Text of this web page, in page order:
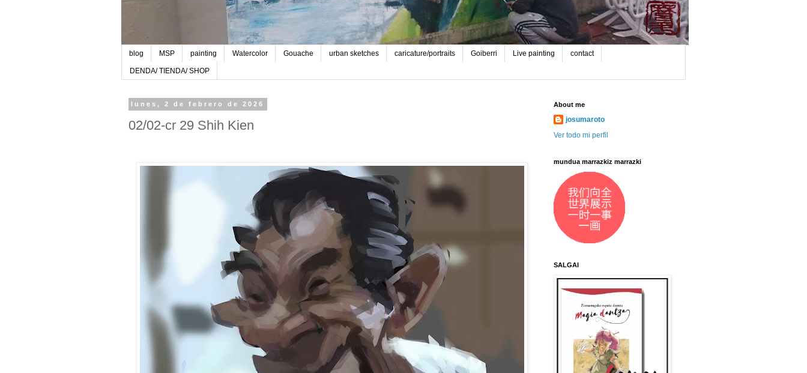
blog MSP painting Watercolor Gouache urban sketches caricature/portraits Goiberri Live painting contact
DENDA/ TIENDA/ SHOP
lunes, 2 de febrero de 2026
02/02-cr 29 Shih Kien
About me
josumaroto
Ver todo mi perfil
mundua marrazkiz marrazki
SALGAI